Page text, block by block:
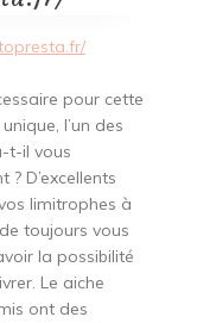
pour cette
l’un des
t-il vous
D’excellents
limitrophes à
toujours vous
la possibilité
Le aiche
ont des